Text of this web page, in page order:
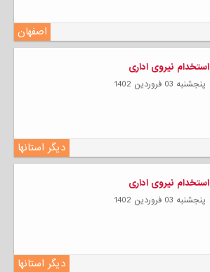
اصفهان
استخدام نیروی اداری
پنجشنبه 03 فروردين 1402
دیگر استانها
استخدام نیروی اداری
پنجشنبه 03 فروردين 1402
دیگر استانها